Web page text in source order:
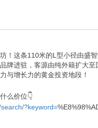
这条110米的L型小径由盛智
牌进驻，客源由纯外籍扩大
与增长力的黄金投资地段！
么价位👇
?keyword=